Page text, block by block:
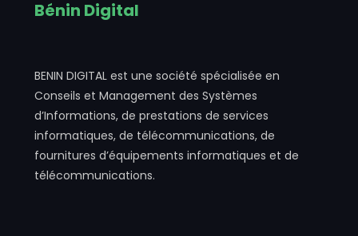
Bénin Digital
BENIN DIGITAL est une société spécialisée en
Conseils et Management des Systèmes
d’Informations, de prestations de services
informatiques, de télécommunications, de
fournitures d’équipements informatiques et de
télécommunications.